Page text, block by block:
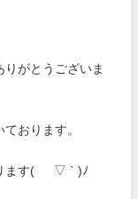
がとうございま
おります。
ます( ´ ▽ ` )ﾉ